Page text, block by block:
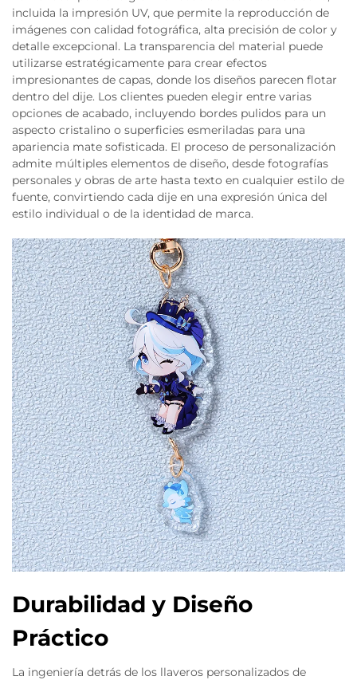
incluida la impresión UV, que permite la reproducción de
imágenes con calidad fotográfica, alta precisión de color y
detalle excepcional. La transparencia del material puede
utilizarse estratégicamente para crear efectos
impresionantes de capas, donde los diseños parecen flotar
dentro del dije. Los clientes pueden elegir entre varias
opciones de acabado, incluyendo bordes pulidos para un
aspecto cristalino o superficies esmeriladas para una
apariencia mate sofisticada. El proceso de personalización
admite múltiples elementos de diseño, desde fotografías
personales y obras de arte hasta texto en cualquier estilo de
fuente, convirtiendo cada dije en una expresión única del
estilo individual o de la identidad de marca.
Durabilidad y Diseño
Práctico
La ingeniería detrás de los llaveros personalizados de